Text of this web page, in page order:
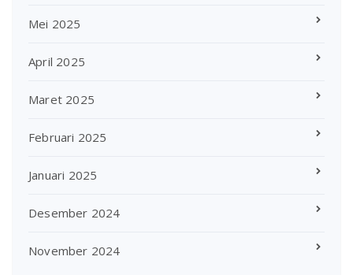
Mei 2025
April 2025
Maret 2025
Februari 2025
Januari 2025
Desember 2024
November 2024